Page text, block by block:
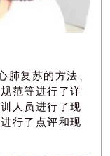
肺复苏的方法、
范等进行了详
人员进行了现
行了点评和现